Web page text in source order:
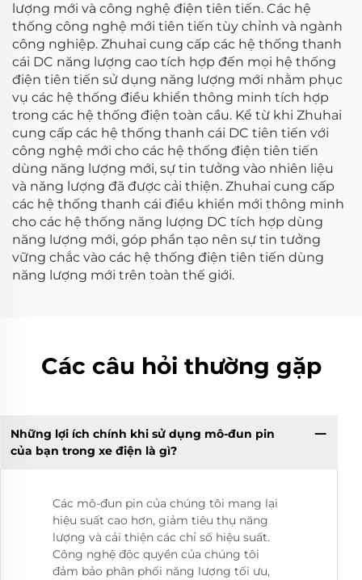
lượng mới và công nghệ điện tiên tiến. Các hệ
thống công nghệ mới tiên tiến tùy chỉnh và ngành
công nghiệp. Zhuhai cung cấp các hệ thống thanh
cái DC năng lượng cao tích hợp đến mọi hệ thống
điện tiên tiến sử dụng năng lượng mới nhằm phục
vụ các hệ thống điều khiển thông minh tích hợp
trong các hệ thống điện toàn cầu. Kể từ khi Zhuhai
cung cấp các hệ thống thanh cái DC tiên tiến với
công nghệ mới cho các hệ thống điện tiên tiến
dùng năng lượng mới, sự tin tưởng vào nhiên liệu
và năng lượng đã được cải thiện. Zhuhai cung cấp
các hệ thống thanh cái điều khiển mới thông minh
cho các hệ thống năng lượng DC tích hợp dùng
năng lượng mới, góp phần tạo nên sự tin tưởng
vững chắc vào các hệ thống điện tiên tiến dùng
năng lượng mới trên toàn thế giới.
Các câu hỏi thường gặp
Những lợi ích chính khi sử dụng mô-đun pin
của bạn trong xe điện là gì?
Các mô-đun pin của chúng tôi mang lại
hiệu suất cao hơn, giảm tiêu thụ năng
lượng và cải thiện các chỉ số hiệu suất.
Công nghệ độc quyền của chúng tôi
đảm bảo phân phối năng lượng tối ưu,